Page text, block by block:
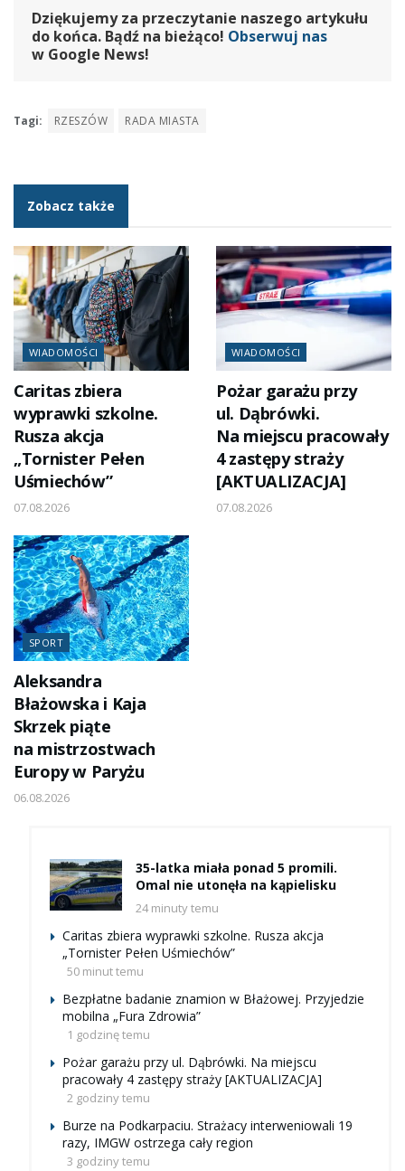
Dziękujemy za przeczytanie naszego artykułu
do końca. Bądź na bieżąco! Obserwuj nas
w Google News!
Tagi: RZESZÓW RADA MIASTA
Zobacz także
WIADOMOŚCI
Caritas zbiera
wyprawki szkolne.
Rusza akcja
„Tornister Pełen
Uśmiechów”
07.08.2026
WIADOMOŚCI
Pożar garażu przy
ul. Dąbrówki.
Na miejscu pracowały
4 zastępy straży
[AKTUALIZACJA]
07.08.2026
SPORT
Aleksandra
Błażowska i Kaja
Skrzek piąte
na mistrzostwach
Europy w Paryżu
06.08.2026
35-latka miała ponad 5 promili.
Omal nie utonęła na kąpielisku
24 minuty temu
Caritas zbiera wyprawki szkolne. Rusza akcja
„Tornister Pełen Uśmiechów”
50 minut temu
Bezpłatne badanie znamion w Błażowej. Przyjedzie
mobilna „Fura Zdrowia”
1 godzinę temu
Pożar garażu przy ul. Dąbrówki. Na miejscu
pracowały 4 zastępy straży [AKTUALIZACJA]
2 godziny temu
Burze na Podkarpaciu. Strażacy interweniowali 19
razy, IMGW ostrzega cały region
3 godziny temu